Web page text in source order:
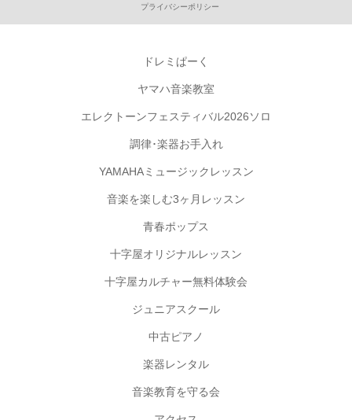
プライバシーポリシー
ドレミぱーく
ヤマハ音楽教室
エレクトーンフェスティバル2026ソロ
調律･楽器お手入れ
YAMAHAミュージックレッスン
音楽を楽しむ3ヶ月レッスン
青春ポップス
十字屋オリジナルレッスン
十字屋カルチャー無料体験会
ジュニアスクール
中古ピアノ
楽器レンタル
音楽教育を守る会